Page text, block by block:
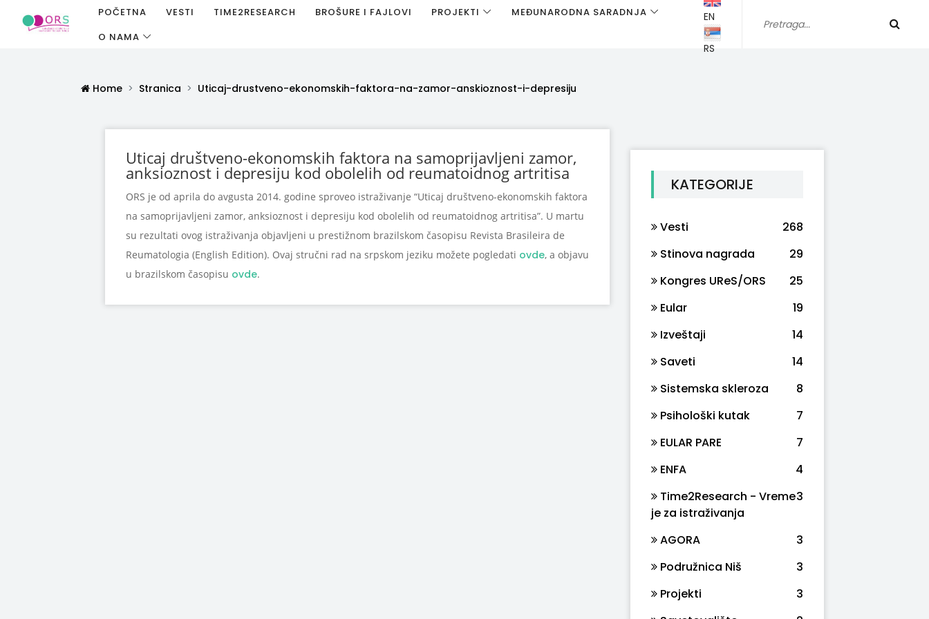
POČETNA VESTI TIME2RESEARCH BROŠURE I FAJLOVI PROJEKTI
MEĐUNARODNA SARADNJA
O NAMA
EN
RS
Home Stranica Uticaj-drustveno-ekonomskih-faktora-na-zamor-anskioznost-i-depresiju
Uticaj društveno-ekonomskih faktora na samoprijavljeni zamor,
anksioznost i depresiju kod obolelih od reumatoidnog artritisa
ORS je od aprila do avgusta 2014. godine sproveo istraživanje “Uticaj društveno-ekonomskih faktora
na samoprijavljeni zamor, anksioznost i depresiju kod obolelih od reumatoidnog artritisa”. U martu
su rezultati ovog istraživanja objavljeni u prestižnom brazilskom časopisu Revista Brasileira de
Reumatologia (English Edition). Ovaj stručni rad na srpskom jeziku možete pogledati ovde, a objavu
u brazilskom časopisu ovde.
KATEGORIJE
Vesti
268
Stinova nagrada
29
Kongres UReS/ORS
25
Eular
19
Izveštaji
14
Saveti
14
Sistemska skleroza
8
Psihološki kutak
7
EULAR PARE
7
ENFA
4
Time2Research - Vreme
je za istraživanja
3
AGORA
3
Podružnica Niš
3
Projekti
3